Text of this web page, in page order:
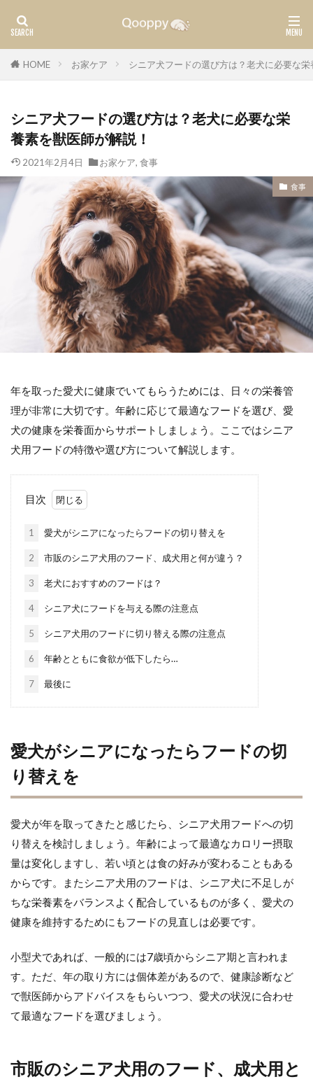
HOME お家ケア シニア犬フードの選び方は？老犬に必要な
シニア犬フードの選び方は？老犬に必要な栄
養素を獣医師が解説！
2021年2月4日 お家ケア, 食事
食事
年を取った愛犬に健康でいてもらうためには、日々の栄養管
理が非常に大切です。年齢に応じて最適なフードを選び、愛
犬の健康を栄養面からサポートしましょう。ここではシニア
犬用フードの特徴や選び方について解説します。
目次
1 愛犬がシニアになったらフードの切り替えを
2 市販のシニア犬用のフード、成犬用と何が違う？
3 老犬におすすめのフードは？
4 シニア犬にフードを与える際の注意点
5 シニア犬用のフードに切り替える際の注意点
6 年齢とともに食欲が低下したら…
7 最後に
愛犬がシニアになったらフードの切
り替えを
愛犬が年を取ってきたと感じたら、シニア犬用フードへの切
り替えを検討しましょう。年齢によって最適なカロリー摂取
量は変化しますし、若い頃とは食の好みが変わることもある
からです。またシニア犬用のフードは、シニア犬に不足しが
ちな栄養素をバランスよく配合しているものが多く、愛犬の
健康を維持するためにもフードの見直しは必要です。
小型犬であれば、一般的には7歳頃からシニア期と言われま
す。ただ、年の取り方には個体差があるので、健康診断など
で獣医師からアドバイスをもらいつつ、愛犬の状況に合わせ
て最適なフードを選びましょう。
市販のシニア犬用のフード、成犬用と
カテゴリー
タグ
腫瘍 ガン
検索